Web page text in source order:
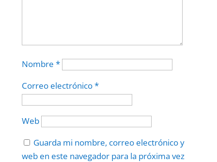
Nombre *
Correo electrónico*
Web
Guarda mi nombre, correo electrónico y
web en este navegador para la próxima vez